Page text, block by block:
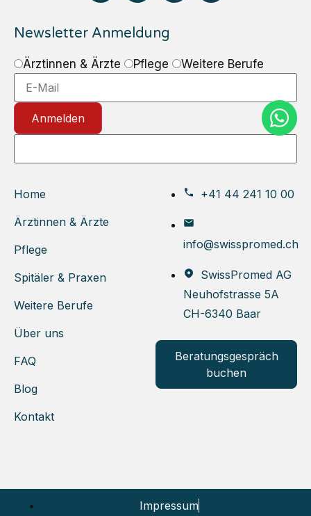
Newsletter Anmeldung
Ärztinnen & Ärzte Pflege Weitere Berufe
Anmelden
Home
Ärztinnen & Ärzte
Pflege
Spitäler & Praxen
Weitere Berufe
Über uns
FAQ
Blog
Kontakt
+41 44 241 10 00
info@swisspromed.ch
SwissPromed AG
Neuhofstrasse 5A
CH-6340 Baar
Beratungsgespräch
buchen
Impressum